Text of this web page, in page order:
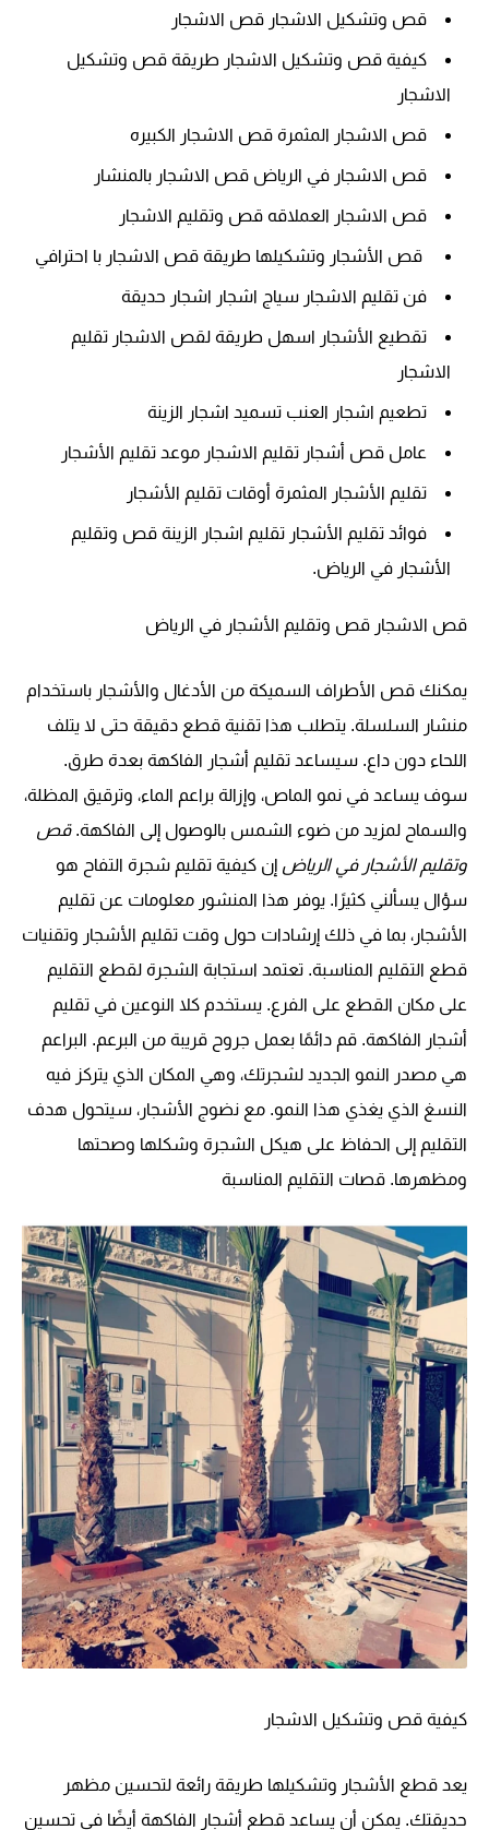
قص وتشكيل الاشجار قص الاشجار
كيفية قص وتشكيل الاشجار طريقة قص وتشكيل
الاشجار
قص الاشجار المثمرة قص الاشجار الكبيره
قص الاشجار في الرياض قص الاشجار بالمنشار
قص الاشجار العملاقه قص وتقليم الاشجار
قص الأشجار وتشكيلها طريقة قص الاشجار با احترافي
فن تقليم الاشجار سياج اشجار اشجار حديقة
تقطيع الأشجار اسهل طريقة لقص الاشجار تقليم
الاشجار
تطعيم اشجار العنب تسميد اشجار الزينة
عامل قص أشجار تقليم الاشجار موعد تقليم الأشجار
تقليم الأشجار المثمرة أوقات تقليم الأشجار
فوائد تقليم الأشجار تقليم اشجار الزينة قص وتقليم
الأشجار في الرياض.
قص الاشجار قص وتقليم الأشجار في الرياض
يمكنك قص الأطراف السميكة من الأدغال والأشجار باستخدام
منشار السلسلة. يتطلب هذا تقنية قطع دقيقة حتى لا يتلف
اللحاء دون داع. سيساعد تقليم أشجار الفاكهة بعدة طرق.
سوف يساعد في نمو الماص، وإزالة براعم الماء، وترقيق المظلة،
والسماح لمزيد من ضوء الشمس بالوصول إلى الفاكهة.قص
وتقليم الأشجار في الرياض إن كيفية تقليم شجرة التفاح هو
سؤال يسألني كثيرًا. يوفر هذا المنشور معلومات عن تقليم
الأشجار، بما في ذلك إرشادات حول وقت تقليم الأشجار وتقنيات
قطع التقليم المناسبة. تعتمد استجابة الشجرة لقطع التقليم
على مكان القطع على الفرع. يستخدم كلا النوعين في تقليم
أشجار الفاكهة. قم دائمًا بعمل جروح قريبة من البرعم. البراعم
هي مصدر النمو الجديد لشجرتك، وهي المكان الذي يتركز فيه
النسغ الذي يغذي هذا النمو. مع نضوج الأشجار، سيتحول هدف
التقليم إلى الحفاظ على هيكل الشجرة وشكلها وصحتها
ومظهرها. قصات التقليم المناسبة
كيفية قص وتشكيل الاشجار
يعد قطع الأشجار وتشكيلها طريقة رائعة لتحسين مظهر
حديقتك. يمكن أن يساعد قطع أشجار الفاكهة أيضًا في تحسين